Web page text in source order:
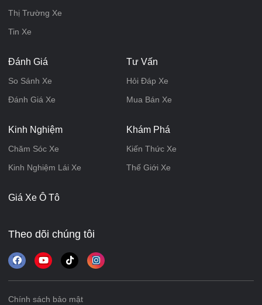
Thị Trường Xe
Tin Xe
Đánh Giá
So Sánh Xe
Đánh Giá Xe
Tư Vấn
Hỏi Đáp Xe
Mua Bán Xe
Kinh Nghiệm
Chăm Sóc Xe
Kinh Nghiệm Lái Xe
Khám Phá
Kiến Thức Xe
Thế Giới Xe
Giá Xe Ô Tô
Theo dõi chúng tôi
Chính sách bảo mật